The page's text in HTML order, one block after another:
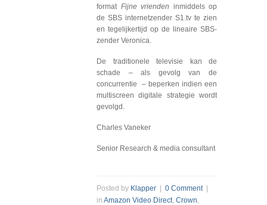
format Fijne vrienden inmiddels op
de SBS internetzender S1.tv te zien
en tegelijkertijd op de lineaire SBS-
zender Veronica.
De traditionele televisie kan de
schade – als gevolg van de
concurrentie – beperken indien een
multiscreen digitale strategie wordt
gevolgd.
Charles Vaneker
Senior Research & media consultant
Posted by Klapper 0 Comment|
in Amazon Video Direct, Crown,